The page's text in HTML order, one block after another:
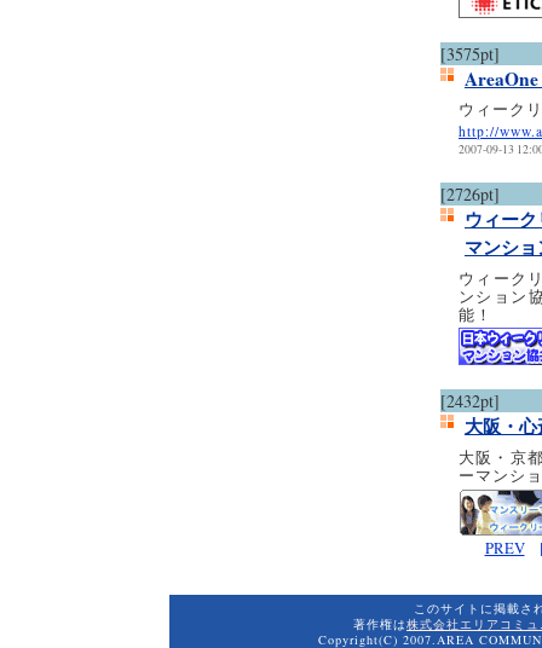
[3575pt]
ウィーク
http://
2007-09-13
[2726pt]
ウィー
マンシ
ウィーク
ンション
能！
[2432pt]
大阪・
大阪・京
ーマンシ
PREV
このサイトに掲載さ
著作権は株式会社エリアコミ
Copyright(C) 2007.AREA